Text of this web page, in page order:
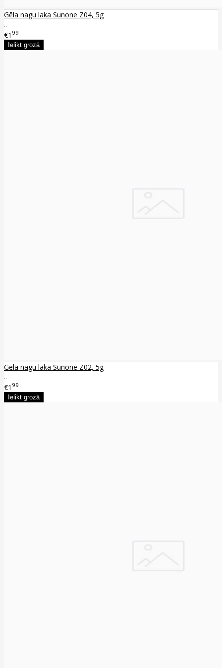
Gēla nagu laka Sunone Z04, 5g
..
€1 99
Gēla nagu laka Sunone Z02, 5g
..
€1 99